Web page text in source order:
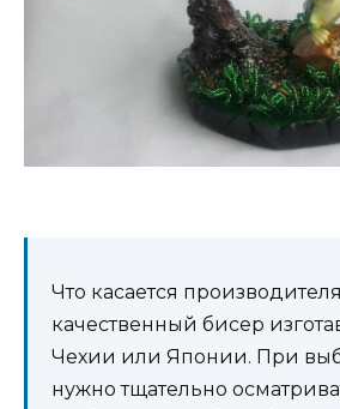
Что касается
качественный бисер
Чехии или Японии. При
нужно тщательно